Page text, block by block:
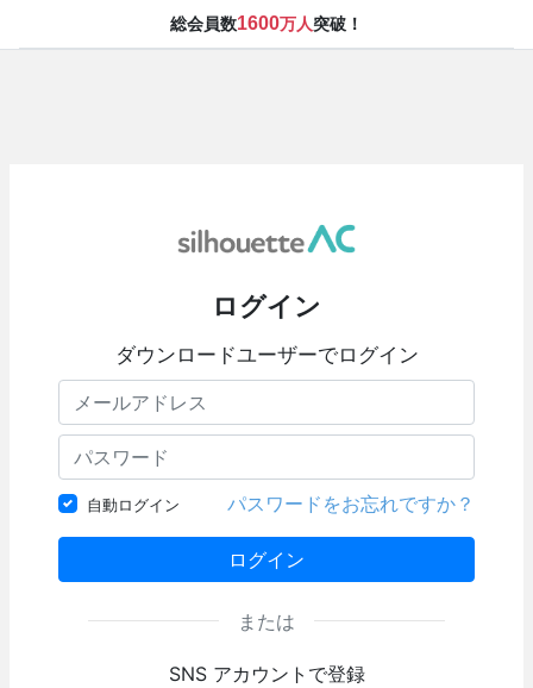
総会員数1600万人突破！
ログイン
ダウンロードユーザーでログイン
自動ログイン パスワードをお忘れですか？
ログイン
または
SNS アカウントで登録